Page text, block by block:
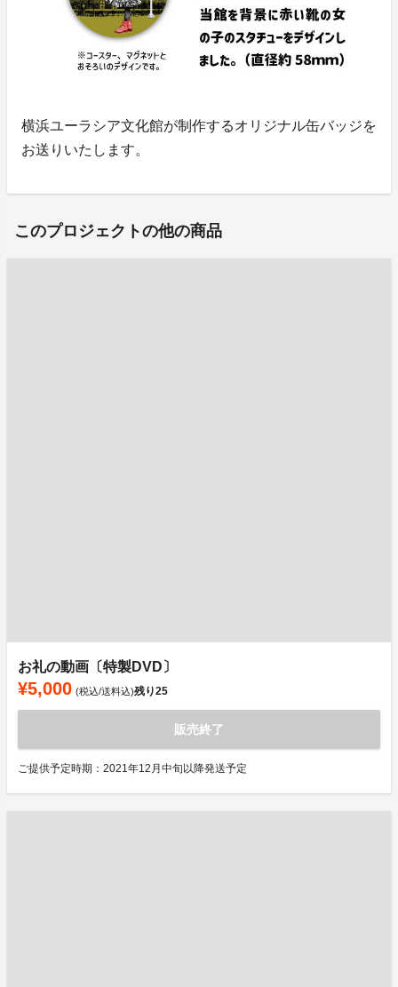
横浜ユーラシア文化館が制作するオリジナル缶バッジを
お送りいたします。
このプロジェクトの他の商品
お礼の動画〔特製DVD〕
¥5,000 (税込/送料込)残り25
販売終了
ご提供予定時期：2021年12月中旬以降発送予定